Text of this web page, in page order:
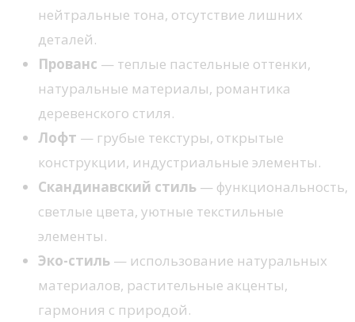
нейтральные тона, отсутствие лишних
деталей.
Прованс — теплые пастельные оттенки,
натуральные материалы, романтика
деревенского стиля.
Лофт — грубые текстуры, открытые
конструкции, индустриальные элементы.
Скандинавский стиль — функциональность,
светлые цвета, уютные текстильные
элементы.
Эко-стиль — использование натуральных
материалов, растительные акценты,
гармония с природой.